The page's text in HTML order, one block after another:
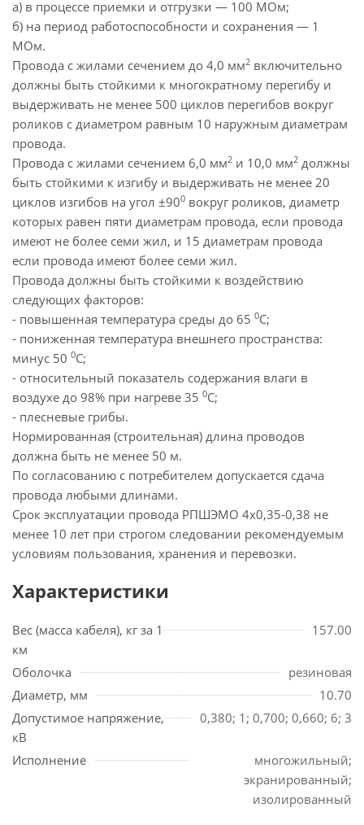
а) в процессе приемки и отгрузки — 100 МОм;
б) на период работоспособности и сохранения — 1
МОм.
Провода с жилами сечением до 4,0 мм2 включительно
должны быть стойкими к многократному перегибу и
выдерживать не менее 500 циклов перегибов вокруг
роликов с диаметром равным 10 наружным диаметрам
провода.
Провода с жилами сечением 6,0 мм2 и 10,0 мм2 должны
быть стойкими к изгибу и выдерживать не менее 20
циклов изгибов на угол ±900 вокруг роликов, диаметр
которых равен пяти диаметрам провода, если провода
имеют не более семи жил, и 15 диаметрам провода
если провода имеют более семи жил.
Провода должны быть стойкими к воздействию
следующих факторов:
- повышенная температура среды до 65 0С;
- пониженная температура внешнего пространства:
минус 50 0С;
- относительный показатель содержания влаги в
воздухе до 98% при нагреве 35 0С;
- плесневые грибы.
Нормированная (строительная) длина проводов
должна быть не менее 50 м.
По согласованию с потребителем допускается сдача
провода любыми длинами.
Срок эксплуатации провода РПШЭМО 4х0,35-0,38 не
менее 10 лет при строгом следовании рекомендуемым
условиям пользования, хранения и перевозки.
Характеристики
Вес (масса кабеля), кг за 1
км
157.00
Оболочка
резиновая
Диаметр, мм
10.70
Допустимое напряжение,
кВ
0,380; 1; 0,700; 0,660; 6; 3
Исполнение
многожильный;
экранированный;
изолированный